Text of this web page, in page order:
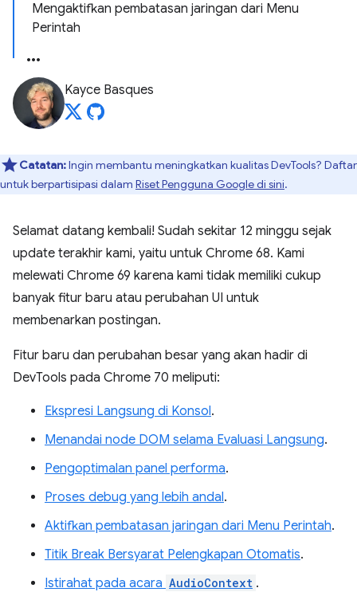
Mengaktifkan pembatasan jaringan dari Menu
Perintah
Kayce Basques
Catatan:Ingin membantu meningkatkan kualitas DevTools? Daftar
untuk berpartisipasi dalam Riset Pengguna Google di sini.
Selamat datang kembali! Sudah sekitar 12 minggu sejak
update terakhir kami, yaitu untuk Chrome 68. Kami
melewati Chrome 69 karena kami tidak memiliki cukup
banyak fitur baru atau perubahan UI untuk
membenarkan postingan.
Fitur baru dan perubahan besar yang akan hadir di
DevTools pada Chrome 70 meliputi:
Ekspresi Langsung di Konsol.
Menandai node DOM selama Evaluasi Langsung.
Pengoptimalan panel performa.
Proses debug yang lebih andal.
Aktifkan pembatasan jaringan dari Menu Perintah.
Titik Break Bersyarat Pelengkapan Otomatis.
Istirahat pada acara AudioContext .